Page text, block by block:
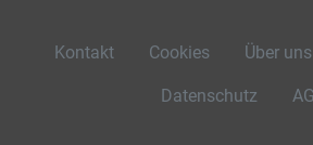
Kontakt Cookies Über uns
Datenschutz